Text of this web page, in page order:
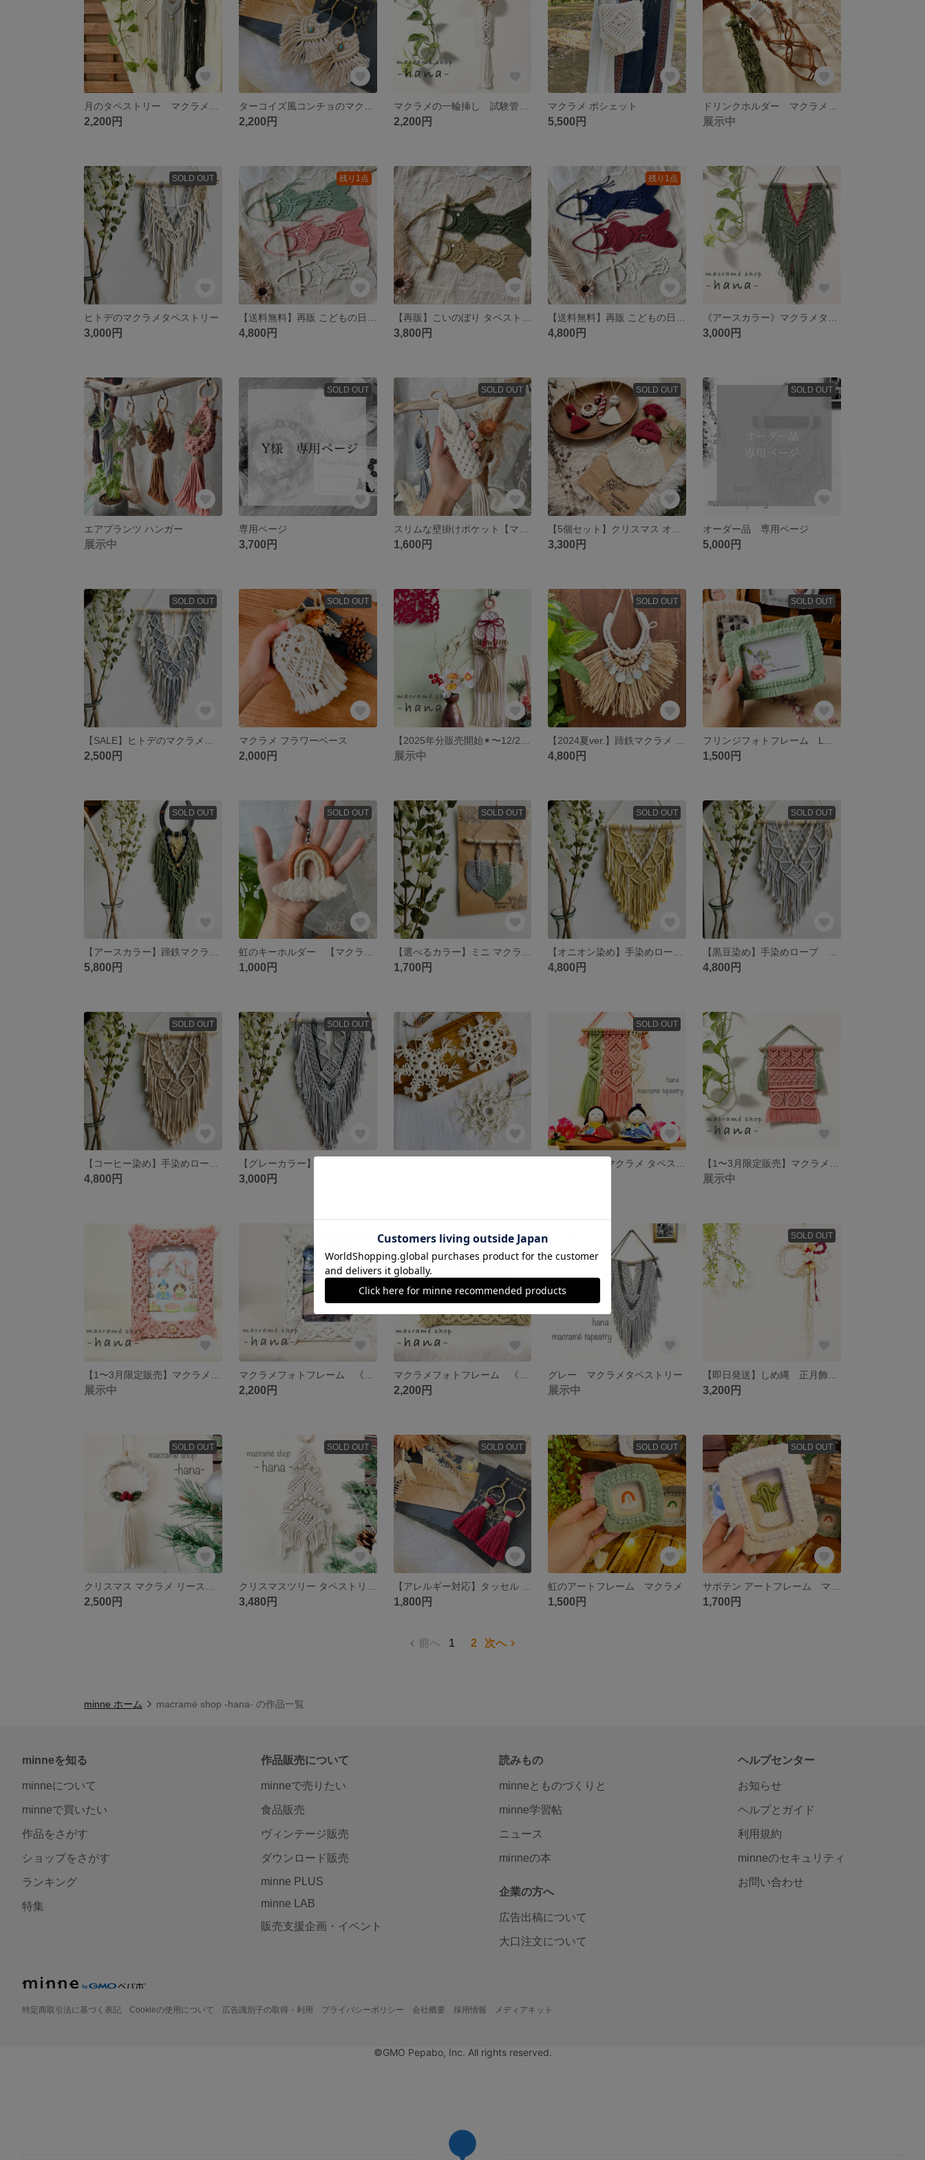
2,200円 2,200円 2,200円
マクラメ ポシェット
5,500円 展示中
SOLD OUT
ヒトデのマクラメタペストリー
3,000円
残り1点
4,800円 3,800円
残り1点
4,800円 3,000円
エアプランツ ハンガー
展示中
SOLD OUT
専用ページ
3,700円
SOLD OUT
1,600円
SOLD OUT
3,300円
SOLD OUT
オーダー品 専用ページ
5,000円
SOLD OUT
2,500円
SOLD OUT
マクラメ フラワーベース
2,000円 展示中
SOLD OUT
4,800円
SOLD OUT
1,500円
SOLD OUT
5,800円
SOLD OUT
1,000円
SOLD OUT
1,700円
SOLD OUT
4,800円
SOLD OUT
4,800円
SOLD OUT
4,800円
SOLD OUT
3,000円
SOLD OUT
展示中
展示中 2,200円
SOLD OUT
2,200円
グレー マクラメタペストリー
展示中
SOLD OUT
3,200円
SOLD OUT
2,500円
SOLD OUT
3,480円
SOLD OUT
1,800円
SOLD OUT
虹のアートフレーム マクラメ
1,500円
SOLD OUT
1,700円
前へ 1 2 次へ
minne ホーム macramé shop -hana- の作品一覧
minneを知る
minneについて
minneで買いたい
作品をさがす
ショップをさがす
ランキング
特集
作品販売について
minneで売りたい
食品販売
ヴィンテージ販売
ダウンロード販売
minne PLUS
minne LAB
販売支援企画・イベント
読みもの
minneとものづくりと
minne学習帖
ニュース
minneの本
企業の方へ
広告出稿について
大口注文について
ヘルプセンター
お知らせ
ヘルプとガイド
利用規約
minneのセキュリティ
お問い合わせ
特定商取引法に基づく表記 Cookieの使用について 広告識別子の取得・利用 プライバシーポリシー 会社概要 採用情報 メディアキット
©GMO Pepabo, Inc. All rights reserved.